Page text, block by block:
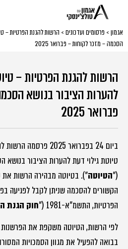
אגמון > פרסומים ועדכונים > הרשות להגנת הפרטיות –
הסכמה – מזכר לקוחות – פברואר 2025
הרשות להגנת הפרטיות –
להערות הציבור בנושא
פברואר 2025
ביום 24 בפברואר 2025 פרסמה הרשות להגנת הפרטיות ("
טיוטת גילוי דעת להערות הציבור בנושא
("הטיוטה"). בטיוטה מבהירה הרשות
הקשורים להסכמה שניתן לקבל לפגיעה
הפרטיות, התשמ"א-1981 ("
חוק הגנת
לפי הרשות, הטיוטה משקפת את
בבואה להפעיל את מגוון הסמכויות